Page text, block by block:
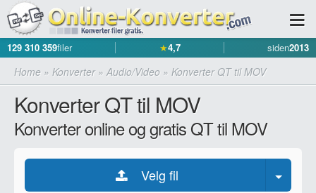
129 310 359filer ★4,7 siden2013
Home » Konverter» Audio/Video » Konverter QT til MOV
Konverter QT til MOV
Konverter online og gratis QT til MOV
Velg fil